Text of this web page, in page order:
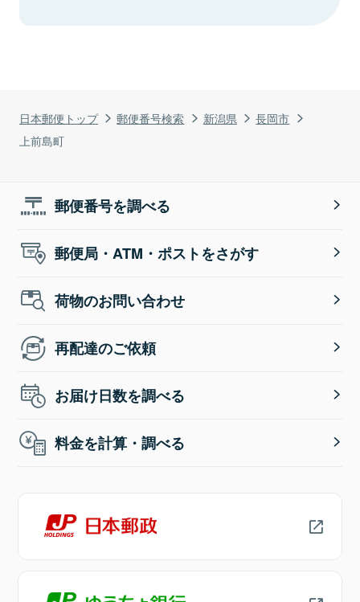
日本郵便トップ 郵便番号検索 新潟県
長岡市
上前島町
郵便番号を調べる
郵便局・ATM・ポストをさがす
荷物のお問い合わせ
再配達のご依頼
お届け日数を調べる
料金を計算・調べる